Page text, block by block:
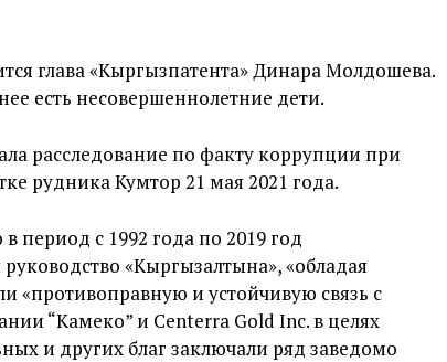
глава «Кыргызпатента» Динара Молдошева.
есть несовершеннолетние дети.
расследование по факту коррупции при
рудника Кумтор 21 мая 2021 года.
период с 1992 года по 2019 год
«Кыргызалтына», «обладая
«противоправную и устойчивую связь с
“Камеко” и Centerra Gold Inc. в целях
и других благ заключали ряд заведомо